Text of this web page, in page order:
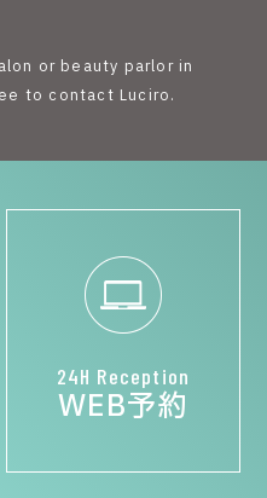
or beauty parlor in
to contact Luciro.
24H Reception
WEB予約